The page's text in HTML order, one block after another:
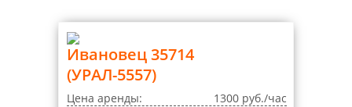
Ивановец 35714
(УРАЛ-5557)
Цена аренды:
1300 руб./час